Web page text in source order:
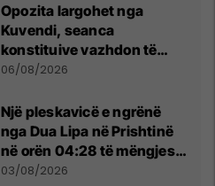
Opozita largohet nga
Kuvendi, seanca
konstituive vazhdon të
shtunën në orën 11:00
06/08/2026
Një pleskavicë e ngrënë
nga Dua Lipa në Prishtinë
në orën 04:28 të mëngjesit
- dhe bota digjitale serbe
03/08/2026